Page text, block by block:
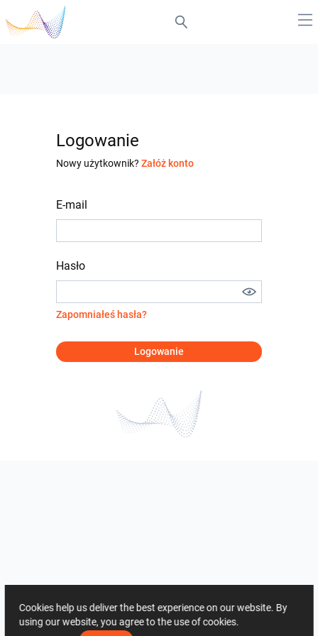
Logowanie
Nowy użytkownik? Załóż konto
E-mail
Hasło
Zapomniałeś hasła?
Logowanie
Cookies help us deliver the best experience on our website. By
using our website, you agree to the use of cookies.